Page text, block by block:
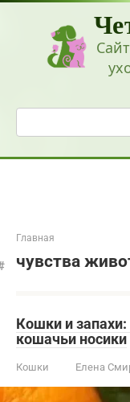
Перейти
Поиск:
Главная
чувства
Кошки и
кошачьи носики
Кошки Елена